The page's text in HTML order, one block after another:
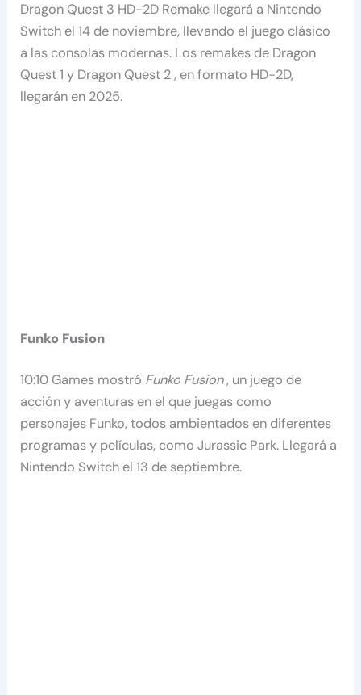
Dragon Quest 3 HD-2D Remake llegará a Nintendo
Switch el 14 de noviembre, llevando el juego clásico
a las consolas modernas. Los remakes de Dragon
Quest 1 y Dragon Quest 2 , en formato HD-2D,
llegarán en 2025.
Funko Fusion
10:10 Games mostró Funko Fusion, un juego de
acción y aventuras en el que juegas como
personajes Funko, todos ambientados en diferentes
programas y películas, como Jurassic Park. Llegará a
Nintendo Switch el 13 de septiembre.